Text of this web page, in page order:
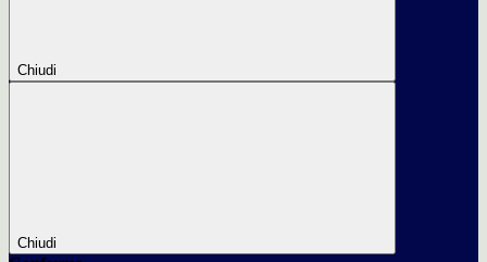
Chiudi
Chiudi